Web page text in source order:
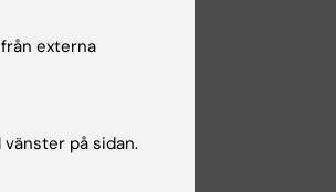
externa
på sidan.